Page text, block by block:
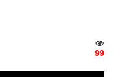
99